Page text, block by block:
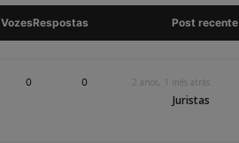
VozesRespostas Post recente
0 0 2 anos, 1 mês atrás
Juristas